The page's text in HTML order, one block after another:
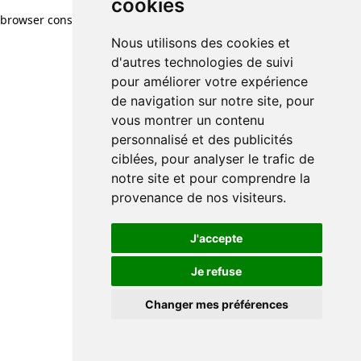
cookies
Nous utilisons des cookies et
d'autres technologies de suivi
pour améliorer votre expérience
de navigation sur notre site, pour
vous montrer un contenu
personnalisé et des publicités
ciblées, pour analyser le trafic de
notre site et pour comprendre la
provenance de nos visiteurs.
J'accepte
Je refuse
Changer mes préférences
browser console for more information)